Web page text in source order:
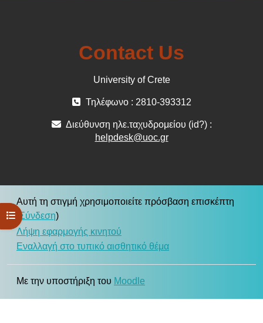
Άνοιγμα ευρετηρίου μαθήματος
Contact Us
University of Crete
Τηλέφωνο : 2810-393312
Διεύθυνση ηλε.ταχυδρομείου (id?) :
helpdesk@uoc.gr
Αυτή τη στιγμή χρησιμοποιείτε πρόσβαση επισκέπτη
Σύνδεση)
Λήψη εφαρμογής κινητού
Εναλλαγή στο τυπικό αισθητικό θέμα
Με την υποστήριξη του Moodle